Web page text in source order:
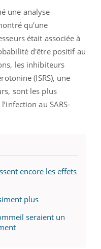
une analyse
qu'une
était associée à
d'être positif au
les inhibiteurs
(ISRS), une
sont les plus
au SARS-
encore les effets
plus
seraient un